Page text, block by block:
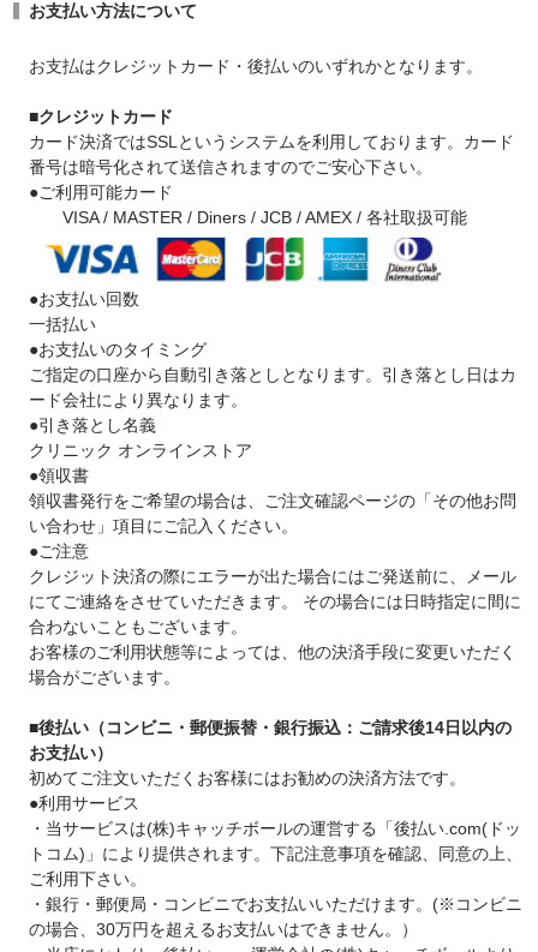
お支払い方法について
お支払はクレジットカード・後払いのいずれかとなります。
■クレジットカード
カード決済ではSSLというシステムを利用しております。カード
番号は暗号化されて送信されますのでご安心下さい。
●ご利用可能カード
VISA / MASTER / Diners / JCB / AMEX / 各社取扱可能
●お支払い回数
一括払い
●お支払いのタイミング
ご指定の口座から自動引き落としとなります。引き落とし日はカ
ード会社により異なります。
●引き落とし名義
クリニック オンラインストア
●領収書
領収書発行をご希望の場合は、ご注文確認ページの「その他お問
い合わせ」項目にご記入ください。
●ご注意
クレジット決済の際にエラーが出た場合にはご発送前に、メール
にてご連絡をさせていただきます。 その場合には日時指定に間に
合わないこともございます。
お客様のご利用状態等によっては、他の決済手段に変更いただく
場合がございます。
■後払い（コンビニ・郵便振替・銀行振込：ご請求後14日以内の
お支払い）
初めてご注文いただくお客様にはお勧めの決済方法です。
●利用サービス
・当サービスは(株)キャッチボールの運営する「後払い.com(ドッ
トコム)」により提供されます。下記注意事項を確認、同意の上、
ご利用下さい。
・銀行・郵便局・コンビニでお支払いいただけます。(※コンビニ
の場合、30万円を超えるお支払いはできません。）